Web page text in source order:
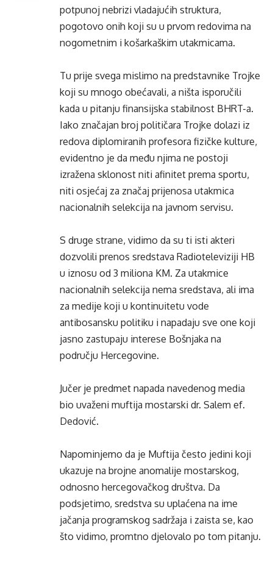
potpunoj nebrizi vladajućih struktura,
pogotovo onih koji su u prvom redovima na
nogometnim i košarkaškim utakmicama.
Tu prije svega mislimo na predstavnike Trojke
koji su mnogo obećavali, a ništa isporučili
kada u pitanju finansijska stabilnost BHRT-a.
Iako značajan broj političara Trojke dolazi iz
redova diplomiranih profesora fizičke kulture,
evidentno je da među njima ne postoji
izražena sklonost niti afinitet prema sportu,
niti osjećaj za značaj prijenosa utakmica
nacionalnih selekcija na javnom servisu.
S druge strane, vidimo da su ti isti akteri
dozvolili prenos sredstava Radioteleviziji HB
u iznosu od 3 miliona KM. Za utakmice
nacionalnih selekcija nema sredstava, ali ima
za medije koji u kontinuitetu vode
antibosansku politiku i napadaju sve one koji
jasno zastupaju interese Bošnjaka na
području Hercegovine.
Jučer je predmet napada navedenog media
bio uvaženi muftija mostarski dr. Salem ef.
Dedović.
Napominjemo da je Muftija često jedini koji
ukazuje na brojne anomalije mostarskog,
odnosno hercegovačkog društva. Da
podsjetimo, sredstva su uplaćena na ime
jačanja programskog sadržaja i zaista se, kao
što vidimo, promtno djelovalo po tom pitanju.